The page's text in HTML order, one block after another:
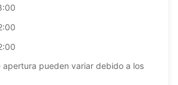
apertura pueden variar debido a los